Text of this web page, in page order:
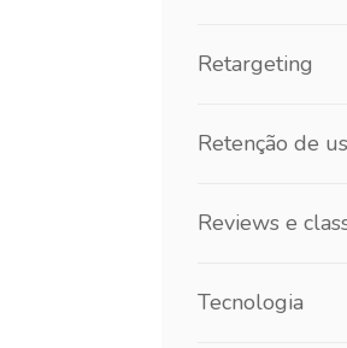
Retargeting
Retenção de
Reviews e
Tecnologia